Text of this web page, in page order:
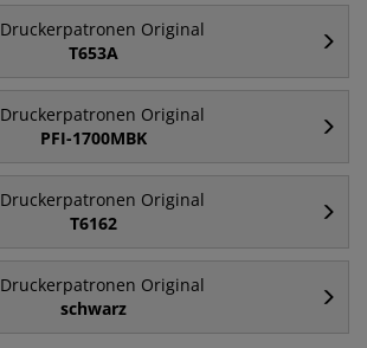
Druckerpatronen Original
T653A
Druckerpatronen Original
PFI-1700MBK
Druckerpatronen Original
T6162
Druckerpatronen Original
schwarz